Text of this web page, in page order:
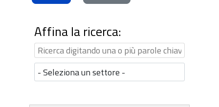
Affina la ricerca: